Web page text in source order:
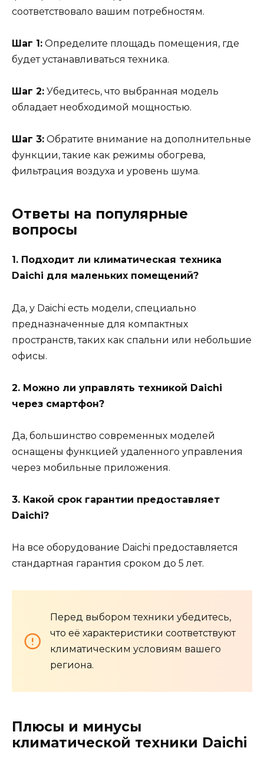
соответствовало вашим потребностям.
Шаг 1: Определите площадь помещения, где
будет устанавливаться техника.
Шаг 2: Убедитесь, что выбранная модель
обладает необходимой мощностью.
Шаг 3: Обратите внимание на дополнительные
функции, такие как режимы обогрева,
фильтрация воздуха и уровень шума.
Ответы на популярные
вопросы
1. Подходит ли климатическая техника
Daichi для маленьких помещений?
Да, у Daichi есть модели, специально
предназначенные для компактных
пространств, таких как спальни или небольшие
офисы.
2. Можно ли управлять техникой Daichi
через смартфон?
Да, большинство современных моделей
оснащены функцией удаленного управления
через мобильные приложения.
3. Какой срок гарантии предоставляет
Daichi?
На все оборудование Daichi предоставляется
стандартная гарантия сроком до 5 лет.
Перед выбором техники убедитесь,
что её характеристики соответствуют
климатическим условиям вашего
региона.
Плюсы и минусы
климатической техники Daichi